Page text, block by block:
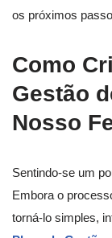
os próximos
Como
Gestão
Nosso
Sentindo-se um
Embora o
torná-lo simples,